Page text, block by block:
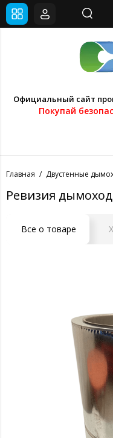
Официальный сайт
Покупай
Главная Двустенные
Ревизия
Все о товаре